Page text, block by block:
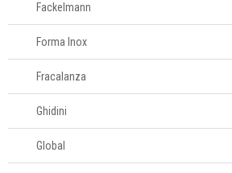
61
996588122
Fackelmann
Forma Inox
Fracalanza
Ghidini
Global